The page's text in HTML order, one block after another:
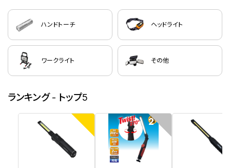
ハンドトーチ ヘッドライト
ワークライト その他
ランキング - トップ5
1 2